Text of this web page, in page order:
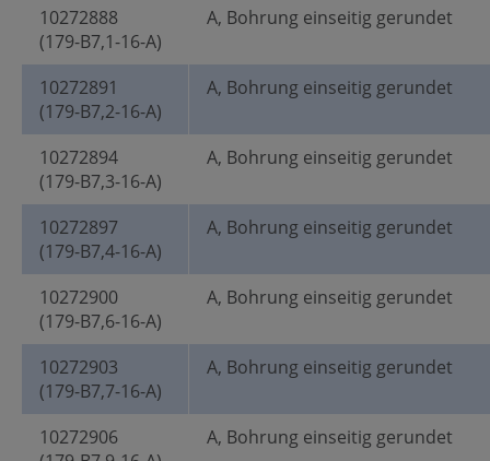
10272888
(179-B7,1-16-A)
A, Bohrung einseitig gerundet
10272891
(179-B7,2-16-A)
A, Bohrung einseitig gerundet
10272894
(179-B7,3-16-A)
A, Bohrung einseitig gerundet
10272897
(179-B7,4-16-A)
A, Bohrung einseitig gerundet
10272900
(179-B7,6-16-A)
A, Bohrung einseitig gerundet
10272903
(179-B7,7-16-A)
A, Bohrung einseitig gerundet
10272906
A, Bohrung einseitig gerundet